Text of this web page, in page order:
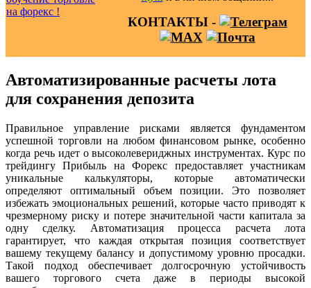
КОНТАКТЫ -
Автоматизированные расчеты лота
для сохранения депозита
Правильное управление рисками является фундаментом
успешной торговли на любом финансовом рынке, особенно
когда речь идет о высоколевериджных инструментах. Курс по
трейдингу Прибыль на Форекс предоставляет участникам
уникальные калькуляторы, которые автоматически
определяют оптимальный объем позиции. Это позволяет
избежать эмоциональных решений, которые часто приводят к
чрезмерному риску и потере значительной части капитала за
одну сделку. Автоматизация процесса расчета лота
гарантирует, что каждая открытая позиция соответствует
вашему текущему балансу и допустимому уровню просадки.
Такой подход обеспечивает долгосрочную устойчивость
вашего торгового счета даже в периоды высокой